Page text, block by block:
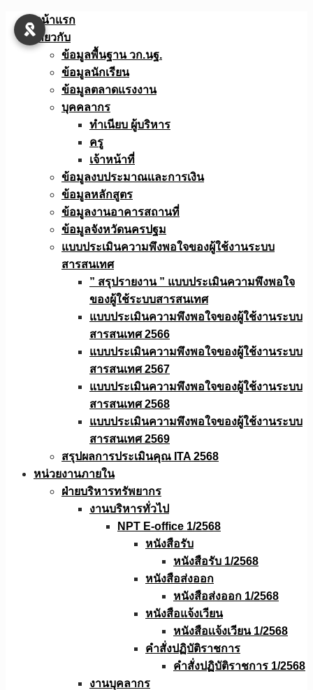
Skip
หน้าแรก
เกี่ยวกับ
ข้อมูลพื้นฐาน วก.นฐ.
ข้อมูลนักเรียน
ข้อมูลตลาดแรงงาน
บุคคลากร
ทำเนียบ ผู้บริหาร
ครู
เจ้าหน้าที่
ข้อมูลงบประมาณเเละการเงิน
ข้อมูลหลักสูตร
ข้อมูลงานอาคารสถานที่
ข้อมูลจังหวัดนครปฐม
แบบประเมินความพึงพอใจของผู้ใช้งานระบบ
สารสนเทศ
” สรุปรายงาน ” แบบประเมินความพึงพอใจ
ของผู้ใช้ระบบสารสนเทศ
แบบประเมินความพึงพอใจของผู้ใช้งานระบบ
สารสนเทศ 2566
แบบประเมินความพึงพอใจของผู้ใช้งานระบบ
สารสนเทศ 2567
แบบประเมินความพึงพอใจของผู้ใช้งานระบบ
สารสนเทศ 2568
แบบประเมินความพึงพอใจของผู้ใช้งานระบบ
สารสนเทศ 2569
สรุปผลการประเมินคุณ ITA 2568
หน่วยงานภายใน
ฝ่ายบริหารทรัพยากร
งานบริหารทั่วไป
NPT E-office 1/2568
หนังสือรับ
หนังสือรับ 1/2568
หนังสือส่งออก
หนังสือส่งออก 1/2568
หนังสือแจ้งเวียน
หนังสือเเจ้งเวียน 1/2568
คำสั่งปฏิบัติราชการ
คำสั่งปฏิบัติราชการ 1/2568
งานบุคลากร